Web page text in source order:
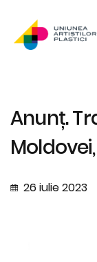
UAP
Anunț.
26 iulie 2023